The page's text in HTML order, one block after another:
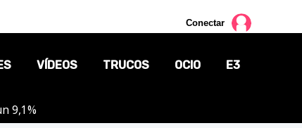
Conectar
VÍDEOS TRUCOS OCIO E3
9,1%